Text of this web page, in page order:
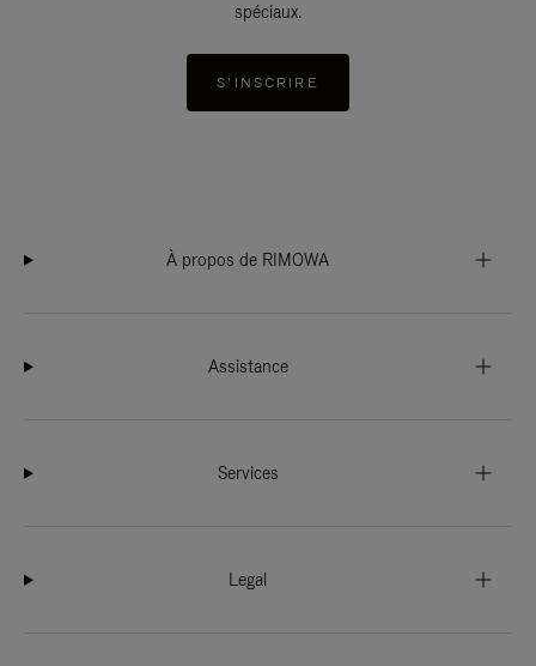
spéciaux.
S'INSCRIRE
À propos de RIMOWA
Assistance
Services
Legal